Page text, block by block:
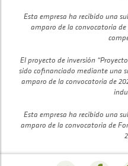
Esta empresa ha recibido una
amparo de la convocatoria
El proyecto de inversión
sido cofinanciado mediante una
amparo de la convocatoria de
Esta empresa ha recibido una
amparo de la convocatoria de